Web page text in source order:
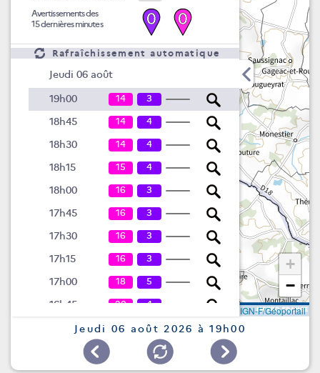
Avertissements des
15 dernières minutes
0 0
Rafraîchissement automatique
Jeudi 06 août
19h00 14 3
18h45 14 4
18h30 14 4
18h15 15 4
18h00 16 3
17h45 16 3
17h30 16 3
17h15 16 3
17h00 18 5
16h45 20 4
16h30 19 7
8
+
−
IGN-F/Géoportail
Jeudi 06 août 2026 à 19h00